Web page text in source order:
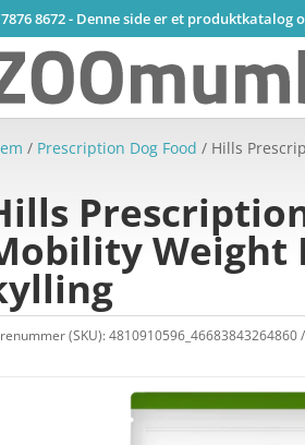
7876 8672 - Denne side er et
/ Prescription Dog Food / Hills
Prescription
Weight
(SKU):4810910596_46683843264860